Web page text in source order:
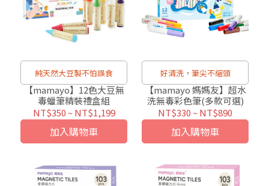
純天然大豆製不怕誤食
【mamayo】12色大豆無
毒蠟筆精裝禮盒組
NT$350 ~NT$1,199
加入購物車
好清洗，筆尖不縮頭
【mamayo 媽媽友】超水
洗無毒彩色筆(多款可選)
NT$330 ~NT$890
加入購物車